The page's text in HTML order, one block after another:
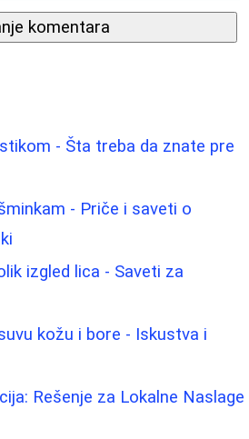
komentara
- Šta treba da znate pre
- Priče i saveti o
izgled lica - Saveti za
kožu i bore - Iskustva i
Rešenje za Lokalne Naslage